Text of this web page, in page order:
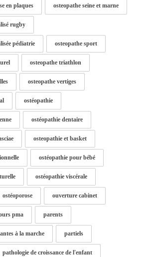
en plaques osteopathe seine et marne
rugby
pédiatrie osteopathe sport
osteopathe triathlon
osteopathe vertiges
ostéopathie
ostéopathie dentaire
osteopathie et basket
ostéopathie pour bébé
ostéopathie viscérale
ostéoporose ouverture cabinet
pma parents
à la marche partiels
pathologie de croissance de l'enfant